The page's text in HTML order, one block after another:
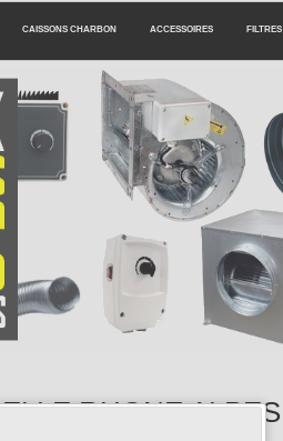
CAISSONS CHARBON ACCESSOIRES FILTRES
RHONE ALPES